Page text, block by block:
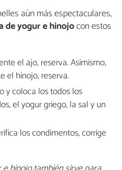
aún más espectaculares,
de yogur e hinojocon estos
el ajo, reserva. Asimismo,
el hinojo, reserva.
y coloca los todos los
el yogur griego, la sal y un
los condimentos, corrige